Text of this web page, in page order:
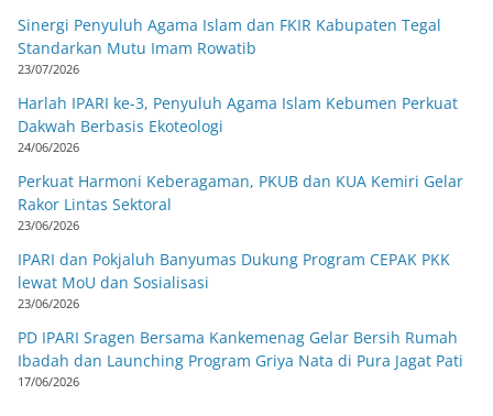
Sinergi Penyuluh Agama Islam dan FKIR Kabupaten Tegal
Standarkan Mutu Imam Rowatib
23/07/2026
Harlah IPARI ke-3, Penyuluh Agama Islam Kebumen Perkuat
Dakwah Berbasis Ekoteologi
24/06/2026
Perkuat Harmoni Keberagaman, PKUB dan KUA Kemiri Gelar
Rakor Lintas Sektoral
23/06/2026
IPARI dan Pokjaluh Banyumas Dukung Program CEPAK PKK
lewat MoU dan Sosialisasi
23/06/2026
PD IPARI Sragen Bersama Kankemenag Gelar Bersih Rumah
Ibadah dan Launching Program Griya Nata di Pura Jagat Pati
17/06/2026